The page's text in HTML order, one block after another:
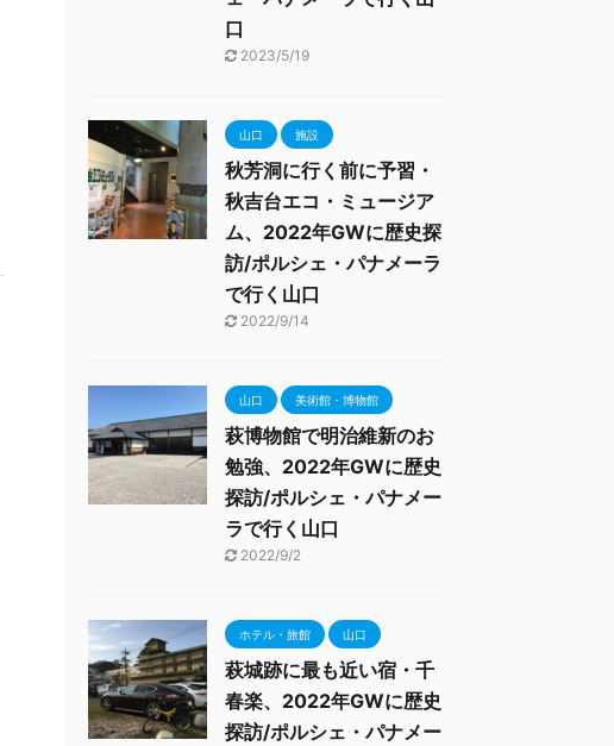
口
2023/5/19
山口 施設
秋芳洞に行く前に予習・
秋吉台エコ・ミュージア
ム、2022年GWに歴史探
訪/ポルシェ・パナメーラ
で行く山口
2022/9/14
山口 美術館・博物館
萩博物館で明治維新のお
勉強、2022年GWに歴史
探訪/ポルシェ・パナメー
ラで行く山口
2022/9/2
ホテル・旅館 山口
萩城跡に最も近い宿・千
春楽、2022年GWに歴史
探訪/ポルシェ・パナメー